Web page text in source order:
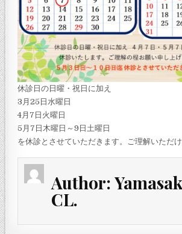
休診日の日曜・祝日に加え
3月25日水曜日
4月7日火曜日
5月7日木曜日～9日土曜日
を休診とさせていただきます。ご理解いただけ
Author:
CL.